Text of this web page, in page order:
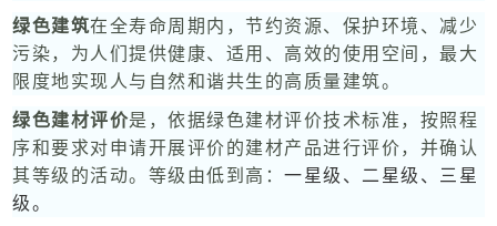
绿色建筑在全寿命周期内，节约资源、保护环境、减少
污染，为人们提供健康、适用、高效的使用空间，最大
限度地实现人与自然和谐共生的高质量建筑。
绿色建材评价是，依据绿色建材评价技术标准，按照程
序和要求对申请开展评价的建材产品进行评价，并确认
其等级的活动。等级由低到高：一星级、二星级、三星
级。